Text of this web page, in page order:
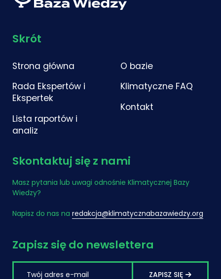
Skrót
Strona główna
Rada Ekspertów i
Ekspertek
Lista raportów i
analiz
O bazie
Klimatyczne FAQ
Kontakt
Skontaktuj się z nami
Masz pytania lub uwagi odnośnie Klimatycznej Bazy
Wiedzy?
Napisz do nas na redakcja@klimatycznabazawiedzy.org
Zapisz się do newslettera
ZAPISZ SIĘ